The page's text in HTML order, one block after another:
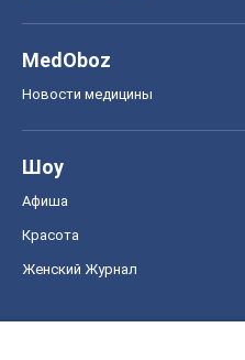
MedOboz
Новости медицины
Шоу
Афиша
Красота
Женский Журнал